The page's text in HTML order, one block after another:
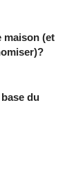
maison (et
du